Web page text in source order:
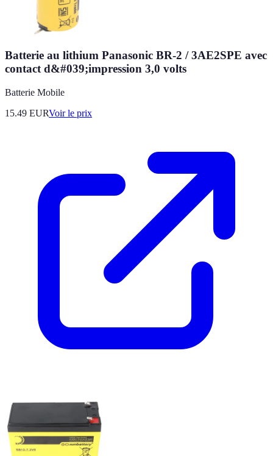
Batterie au lithium Panasonic BR-2 / 3AE2SPE avec
contact d&#039;impression 3,0 volts
Batterie Mobile
15.49 EURVoir le prix